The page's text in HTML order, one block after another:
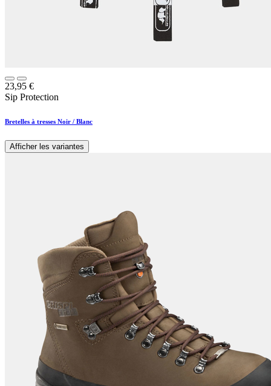
23,95 €
Sip Protection
Bretelles à tresses Noir / Blanc
Afficher les variantes